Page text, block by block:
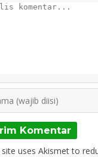
site uses Akismet to